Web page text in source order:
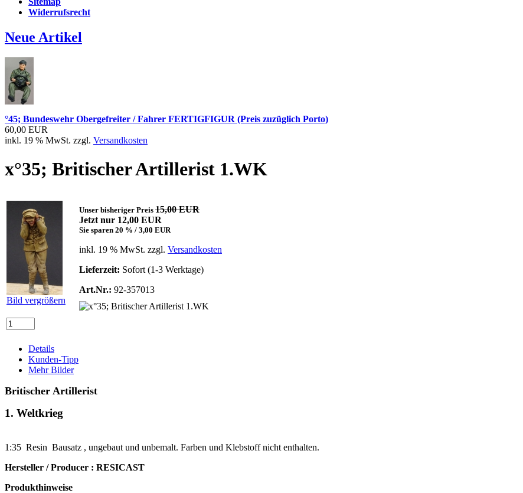
Widerrufsrecht
Neue Artikel
°45; Bundeswehr Obergefreiter / Fahrer FERTIGFIGUR (Preis zuzüglich Porto)
60,00 EUR
inkl. 19 % MwSt. zzgl. Versandkosten
x°35; Britischer Artillerist 1.WK
Bild vergrößern
Unser bisheriger Preis 15,00 EUR
Jetzt nur 12,00 EUR
Sie sparen 20 % / 3,00 EUR
inkl. 19 % MwSt. zzgl. Versandkosten
Lieferzeit: Sofort (1-3 Werktage)
Art.Nr.: 92-357013
Details
Kunden-Tipp
Mehr Bilder
Britischer Artillerist
1. Weltkrieg
1:35 Resin Bausatz , ungebaut und unbemalt. Farben und Klebstoff nicht enthalten.
Hersteller / Producer : RESICAST
Produkthinweise